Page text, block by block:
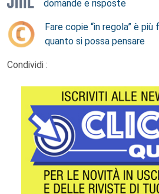
domande e risposte
Fare copie “in regola” è più
quanto si possa pensare
Condividi :